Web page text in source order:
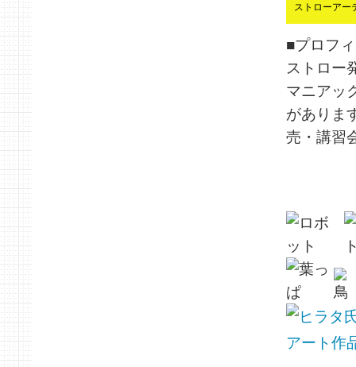
ストローアー
■プロフ
ストロー
マニアッ
がありま
売・講習